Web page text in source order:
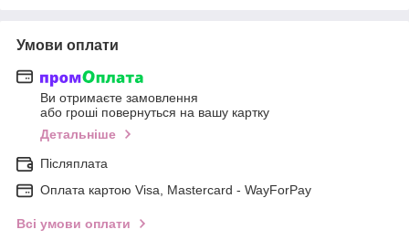
Умови оплати
Ви отримаєте замовлення
або гроші повернуться на вашу картку
Детальніше
Післяплата
Оплата картою Visa, Mastercard - WayForPay
Всі умови оплати